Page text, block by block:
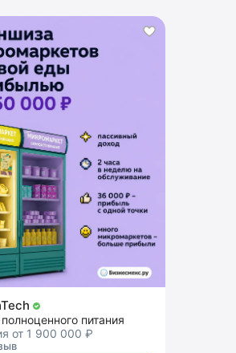
питания
от 1 900 000 ₽